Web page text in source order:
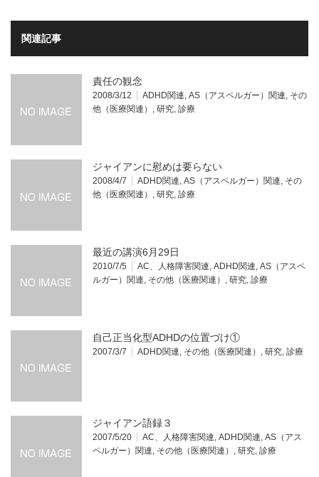
関連記事
責任の観念
2008/3/12 ADHD関連, AS（アスペルガー）関連, その
他（医療関連） , 研究, 診療
ジャイアンに慰めは要らない
2008/4/7 ADHD関連, AS（アスペルガー）関連, その
他（医療関連） , 研究, 診療
最近の講演6月29日
2010/7/5 AC、人格障害関連, ADHD関連, AS（アスペ
ルガー）関連, その他（医療関連） , 研究, 診療
自己正当化型ADHDの位置づけ①
2007/3/7 ADHD関連, その他（医療関連） , 研究, 診療
ジャイアン語録３
2007/5/20 AC、人格障害関連, ADHD関連, AS（アス
ペルガー）関連, その他（医療関連） , 研究, 診療